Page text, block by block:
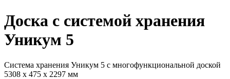
Доска с системой хранения
Уникум 5
Система хранения Уникум 5 с многофункциональной доской
5308 х 475 х 2297 мм